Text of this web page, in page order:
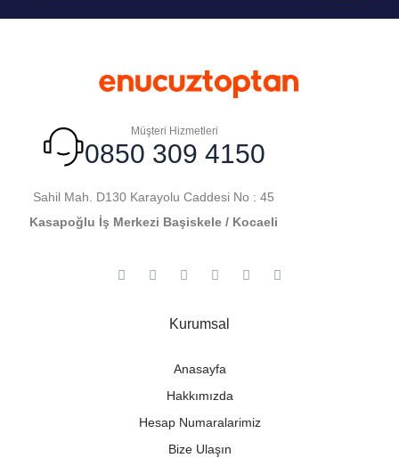
Müşteri Hizmetleri
0850 309 4150
Sahil Mah. D130 Karayolu Caddesi No : 45
Kasapoğlu İş Merkezi Başiskele / Kocaeli
Kurumsal
Anasayfa
Hakkımızda
Hesap Numaralarimiz
Bize Ulaşın